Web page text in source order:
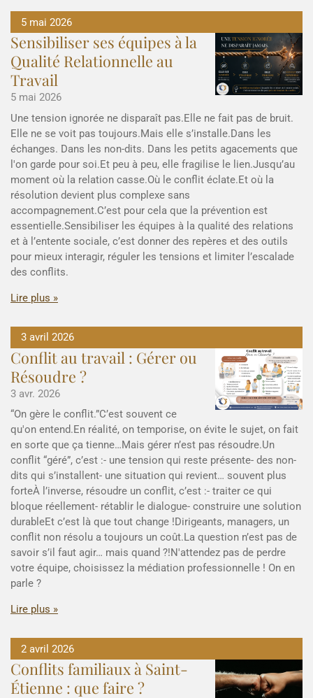
5 mai 2026
Sensibiliser ses équipes à la
Qualité Relationnelle au
Travail
5 mai 2026
Une tension ignorée ne disparaît pas.Elle ne fait pas de bruit.
Elle ne se voit pas toujours.Mais elle s’installe.Dans les
échanges. Dans les non-dits. Dans les petits agacements que
l'on garde pour soi.Et peu à peu, elle fragilise le lien.Jusqu’au
moment où la relation casse.Où le conflit éclate.Et où la
résolution devient plus complexe sans
accompagnement.C’est pour cela que la prévention est
essentielle.Sensibiliser les équipes à la qualité des relations
et à l’entente sociale, c’est donner des repères et des outils
pour mieux interagir, réguler les tensions et limiter l’escalade
des conflits.
Lire plus »
3 avril 2026
Conflit au travail : Gérer ou
Résoudre ?
3 avr. 2026
“On gère le conflit.”C’est souvent ce
qu'on entend.En réalité, on temporise, on évite le sujet, on fait
en sorte que ça tienne…Mais gérer n’est pas résoudre.Un
conflit “géré”, c’est :- une tension qui reste présente- des non-
dits qui s’installent- une situation qui revient… souvent plus
forteÀ l’inverse, résoudre un conflit, c’est :- traiter ce qui
bloque réellement- rétablir le dialogue- construire une solution
durableEt c’est là que tout change !Dirigeants, managers, un
conflit non résolu a toujours un coût.La question n’est pas de
savoir s’il faut agir… mais quand ?!N'attendez pas de perdre
votre équipe, choisissez la médiation professionnelle ! On en
parle ?
Lire plus »
2 avril 2026
Conflits familiaux à Saint-
Étienne : que faire ?